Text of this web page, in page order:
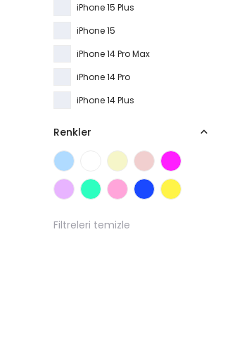
iPhone 15 Plus
iPhone 15
iPhone 14 Pro Max
iPhone 14 Pro
iPhone 14 Plus
iPhone 13 Pro
iPhone 13
Renkler
Filtreleri temizle